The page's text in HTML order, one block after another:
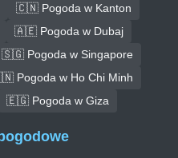
🇨🇳 Pogoda w Kanton
🇦🇪 Pogoda w Dubaj
🇸🇬 Pogoda w Singapore
Pogoda w Ho Chi Minh
🇪🇬 Pogoda w Giza